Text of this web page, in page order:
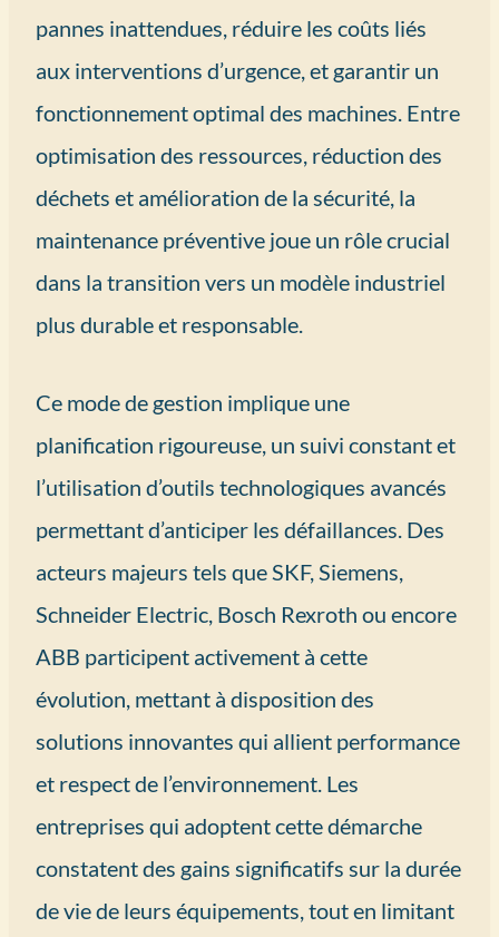
pannes inattendues, réduire les coûts liés
aux interventions d’urgence, et garantir un
fonctionnement optimal des machines. Entre
optimisation des ressources, réduction des
déchets et amélioration de la sécurité, la
maintenance préventive joue un rôle crucial
dans la transition vers un modèle industriel
plus durable et responsable.
Ce mode de gestion implique une
planification rigoureuse, un suivi constant et
l’utilisation d’outils technologiques avancés
permettant d’anticiper les défaillances. Des
acteurs majeurs tels que SKF, Siemens,
Schneider Electric, Bosch Rexroth ou encore
ABB participent activement à cette
évolution, mettant à disposition des
solutions innovantes qui allient performance
et respect de l’environnement. Les
entreprises qui adoptent cette démarche
constatent des gains significatifs sur la durée
de vie de leurs équipements, tout en limitant